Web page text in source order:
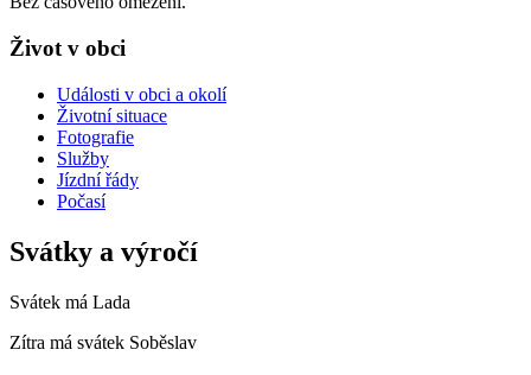
Život v obci
Události v obci a okolí
Životní situace
Fotografie
Služby
Jízdní řády
Počasí
Svátky a výročí
Svátek má Lada
Zítra má svátek Soběslav